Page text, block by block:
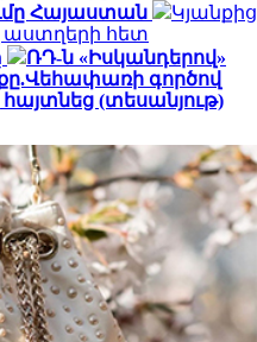
Հայաստան
Կյանքից
աստղերի հետ
ՌԴ-ն «Իսկանդերով»
գործով
(տեսանյութ)